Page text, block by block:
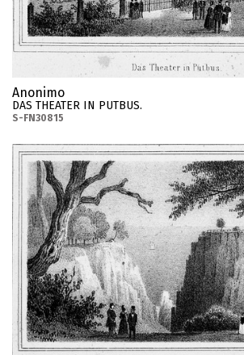
Anonimo
DAS THEATER IN PUTBUS.
S-FN30815